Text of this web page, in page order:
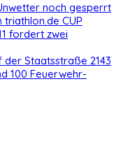
noch gesperrt
CUP
fordert zwei
Staatsstraße 2143
100 Feuerwehr-